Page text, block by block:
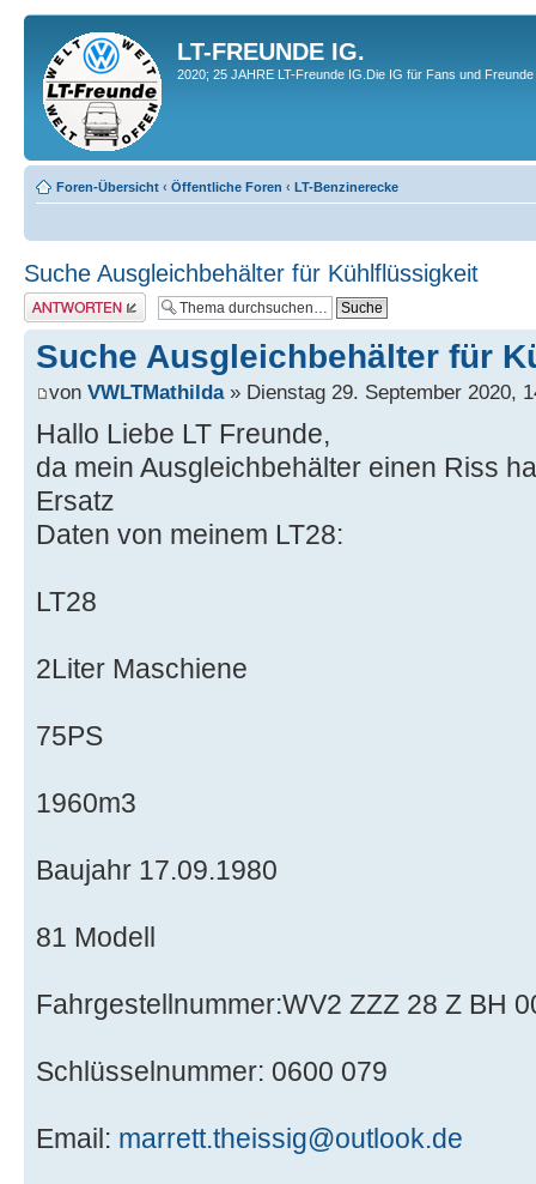
LT-FREUNDE IG.
2020; 25 JAHRE LT-Freunde IG.Die IG für Fans und
Foren-Übersicht ‹ Öffentliche Foren ‹ LT-Benzinerecke
Suche Ausgleichbehälter für Kühlflüssigkeit
Antwort erstellen
Suche Ausgleichbehälter für
von VWLTMathilda» Dienstag 29. September 2020,
Hallo Liebe LT Freunde,
da mein Ausgleichbehälter einen Riss
Ersatz
Daten von meinem LT28:
LT28
2Liter Maschiene
75PS
1960m3
Baujahr 17.09.1980
81 Modell
Fahrgestellnummer:WV2 ZZZ 28 Z BH
Schlüsselnummer: 0600 079
Email: marrett.theissig@outlook.de